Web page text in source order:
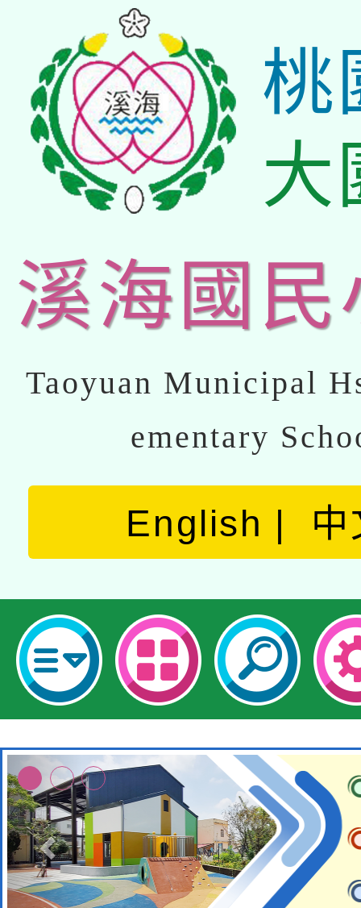
桃
大
溪海國民
Taoyuan Municipal
ementary
English 中